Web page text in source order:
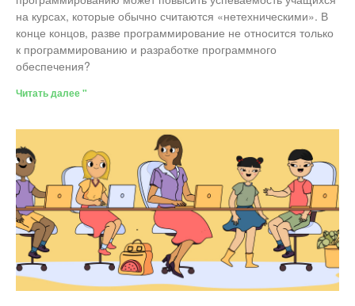
на курсах, которые обычно считаются «нетехническими». В
конце концов, разве программирование не относится только
к программированию и разработке программного
обеспечения?
Читать далее "